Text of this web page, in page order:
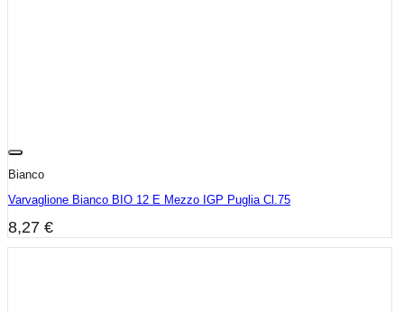
Bianco
Varvaglione Bianco BIO 12 E Mezzo IGP Puglia Cl.75
8,27 €